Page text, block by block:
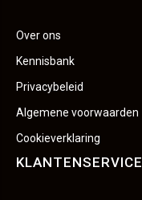
Over ons
Kennisbank
Privacybeleid
Algemene voorwaarden
Cookieverklaring
KLANTENSERVICE